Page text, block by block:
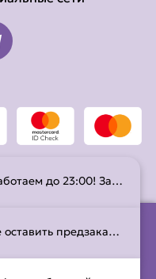
Уважаемые клиенты, мы работаем до 23:00! Заказы на доставку принимаем до 22:30, на самовывоз до 22:45.
Мы закрыты, но вы можете оставить предзаказ! Работаем с 10:00 до 22:45. С временем работы можно ознакомиться на странице
. УНП 491275778.
в Торговом Реестре